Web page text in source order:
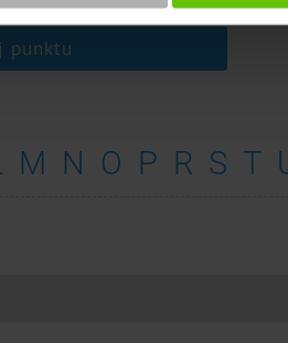
punktu
M N O P R S T